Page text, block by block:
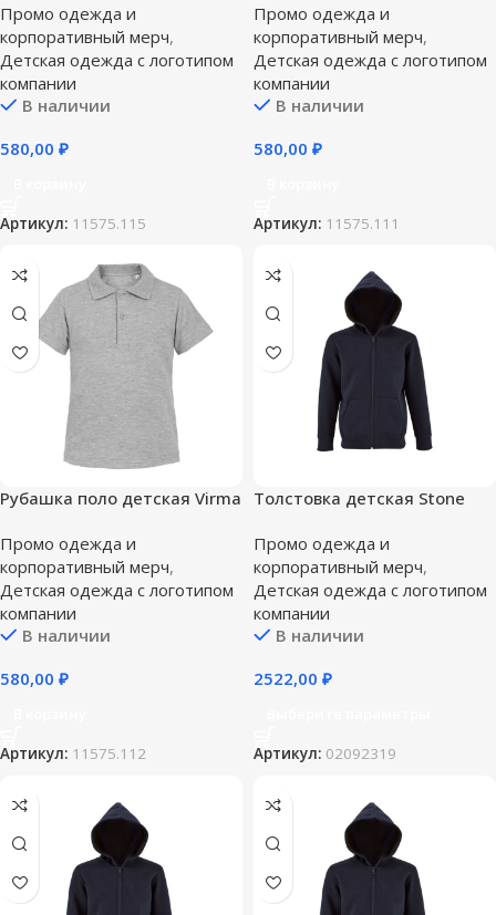
лет (154-164 см)
Промо одежда и
корпоративный мерч,
Детская одежда с логотипом
компании
В наличии
580,00 ₽
Артикул: 11575.115
(106-116 см)
Промо одежда и
корпоративный мерч,
Детская одежда с логотипом
компании
В наличии
580,00 ₽
Артикул: 11575.111
Рубашка поло детская Virma
(118-128 см)
Промо одежда и
корпоративный мерч,
Детская одежда с логотипом
компании
В наличии
580,00 ₽
Артикул: 11575.112
Толстовка детская Stone
Промо одежда и
корпоративный мерч,
Детская одежда с логотипом
компании
В наличии
2522,00 ₽
Артикул: 02092319